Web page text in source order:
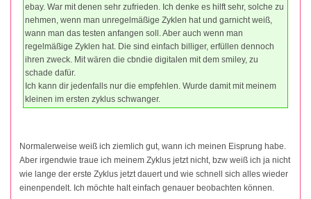
ebay. War mit denen sehr zufrieden. Ich denke es hilft sehr, solche zu
nehmen, wenn man unregelmäßige Zyklen hat und garnicht weiß,
wann man das testen anfangen soll. Aber auch wenn man
regelmäßige Zyklen hat. Die sind einfach billiger, erfüllen dennoch
ihren zweck. Mit wären die cbndie digitalen mit dem smiley, zu
schade dafür.
Ich kann dir jedenfalls nur die empfehlen. Wurde damit mit meinem
kleinen im ersten zyklus schwanger.
Normalerweise weiß ich ziemlich gut, wann ich meinen Eisprung habe.
Aber irgendwie traue ich meinem Zyklus jetzt nicht, bzw weiß ich ja nicht
wie lange der erste Zyklus jetzt dauert und wie schnell sich alles wieder
einenpendelt. Ich möchte halt einfach genauer beobachten können.